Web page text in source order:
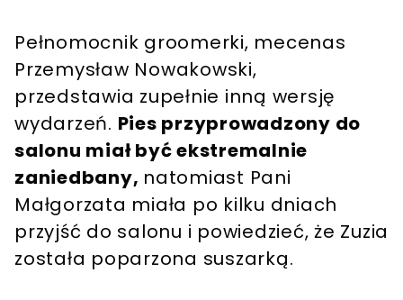
Pełnomocnik groomerki, mecenas
Przemysław Nowakowski,
przedstawia zupełnie inną wersję
wydarzeń. Pies przyprowadzony do
salonu miał być ekstremalnie
zaniedbany, natomiast Pani
Małgorzata miała po kilku dniach
przyjść do salonu i powiedzieć, że Zuzia
została poparzona suszarką.